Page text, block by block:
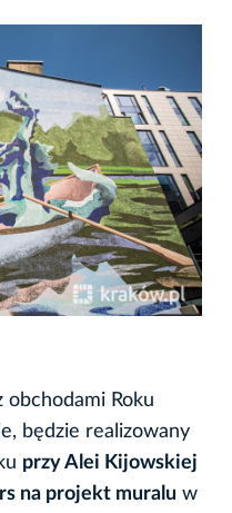
obchodami Roku
będzie realizowany
przy Alei Kijowskiej
na projekt muralu w